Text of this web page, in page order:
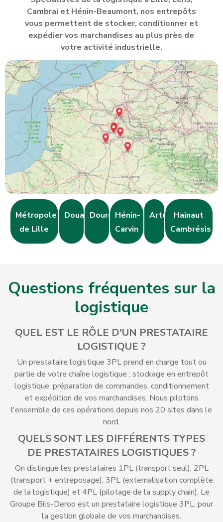
Cambrai et Hénin-Beaumont, nos entrepôts
vous permettent de stocker, conditionner et
expédier vos marchandises au plus près de
votre activité industrielle.
Métropole
de Lille
DouaisisDourgesHénin-
Carvin
Artois Hainaut
Cambrésis
Questions fréquentes sur la
logistique
QUEL EST LE RÔLE D'UN PRESTATAIRE
LOGISTIQUE ?
Un prestataire logistique 3PL prend en charge tout ou
partie de votre chaîne logistique : stockage en entrepôt
logistique, préparation de commandes, conditionnement
et expédition de vos marchandises. Nous pilotons
l'ensemble de ces opérations depuis nos 20 sites dans le
nord.
QUELS SONT LES DIFFÉRENTS TYPES
DE PRESTATAIRES LOGISTIQUES ?
On distingue les prestataires 1PL (transport seul), 2PL
(transport + entreposage), 3PL (externalisation complète
de la logistique) et 4PL (pilotage de la supply chain). Le
Groupe Bils-Deroo est un prestataire logistique 3PL, pour
la gestion globale de vos marchandises.